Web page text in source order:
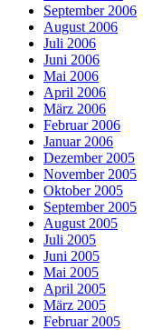
September 2006
August 2006
Juli 2006
Juni 2006
Mai 2006
April 2006
März 2006
Februar 2006
Januar 2006
Dezember 2005
November 2005
Oktober 2005
September 2005
August 2005
Juli 2005
Juni 2005
Mai 2005
April 2005
März 2005
Februar 2005